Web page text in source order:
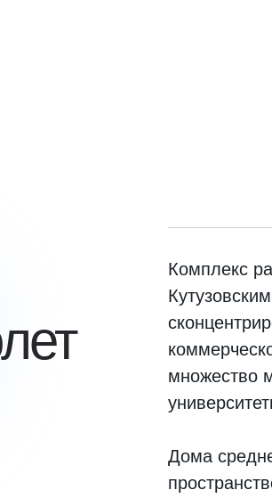
Комплекс
множество
Дома